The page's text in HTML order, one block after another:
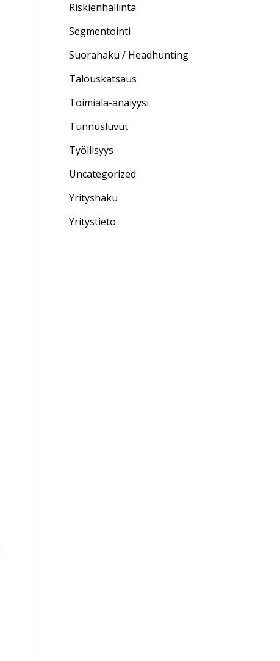
Riskienhallinta
Segmentointi
Suorahaku / Headhunting
Talouskatsaus
Toimiala-analyysi
Tunnusluvut
Työllisyys
Uncategorized
Yrityshaku
Yritystieto